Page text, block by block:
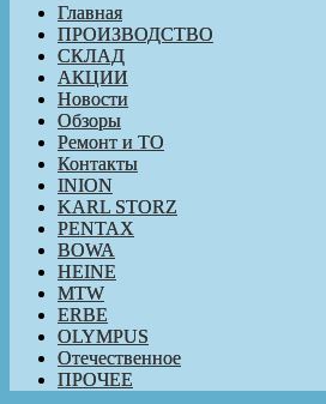
Главная
ПРОИЗВОДСТВО
СКЛАД
АКЦИИ
Новости
Обзоры
Ремонт и ТО
Контакты
INION
KARL STORZ
PENTAX
BOWA
HEINE
MTW
ERBE
OLYMPUS
Отечественное
ПРОЧЕЕ